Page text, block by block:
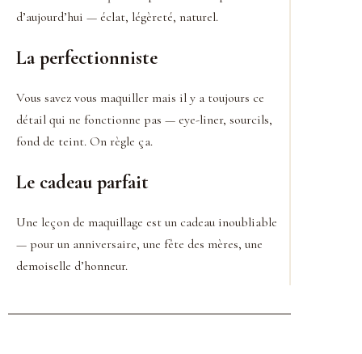
d’aujourd’hui — éclat, légèreté, naturel.
La perfectionniste
Vous savez vous maquiller mais il y a toujours ce
détail qui ne fonctionne pas — eye-liner, sourcils,
fond de teint. On règle ça.
Le cadeau parfait
Une leçon de maquillage est un cadeau inoubliable
— pour un anniversaire, une fête des mères, une
demoiselle d’honneur.